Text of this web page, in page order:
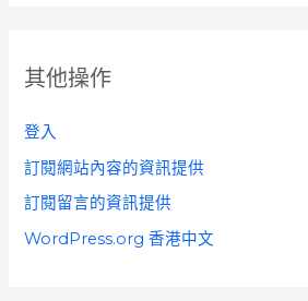
其他操作
登入
訂閱網站內容的資訊提供
訂閱留言的資訊提供
WordPress.org 香港中文